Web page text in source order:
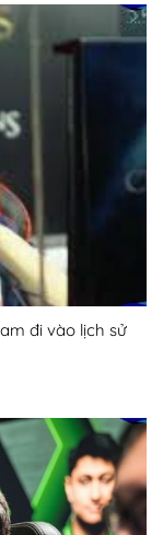
đi vào lịch sử